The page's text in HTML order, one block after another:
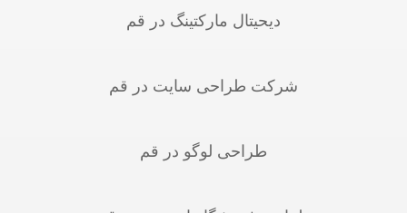
دیحیتال مارکتینگ در قم
شرکت طراحی سایت در قم
طراحی لوگو در قم